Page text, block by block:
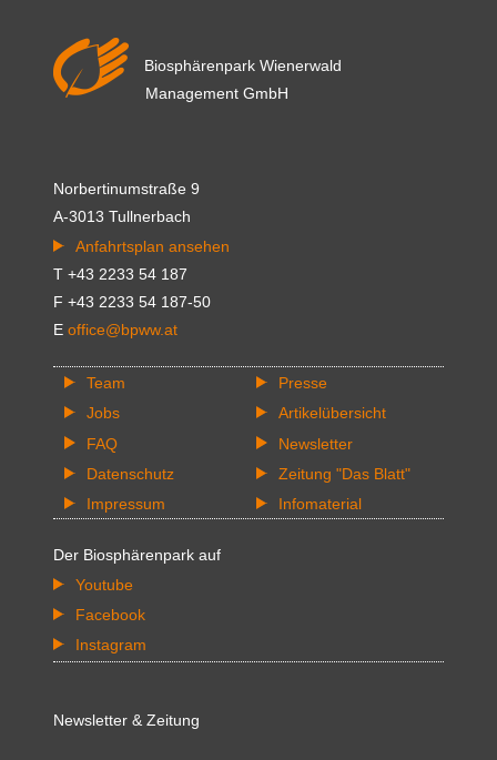
Biosphärenpark Wienerwald
Management GmbH
Norbertinumstraße 9
A-3013 Tullnerbach
Anfahrtsplan ansehen
T +43 2233 54 187
F +43 2233 54 187-50
E office@bpww.at
Team
Jobs
FAQ
Datenschutz
Impressum
Presse
Artikelübersicht
Newsletter
Zeitung "Das Blatt"
Infomaterial
Der Biosphärenpark auf
Youtube
Facebook
Instagram
Newsletter & Zeitung